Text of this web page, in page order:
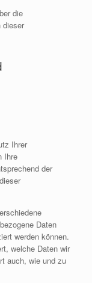
die
dieser
Ihrer
Ihre
der
Daten
werden können.
welche Daten wir
auch, wie und zu